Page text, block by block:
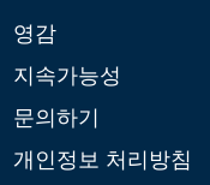
영감
지속가능성
문의하기
개인정보 처리방침